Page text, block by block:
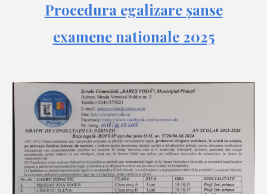
Procedura egalizare șanse
examene nationale 2025